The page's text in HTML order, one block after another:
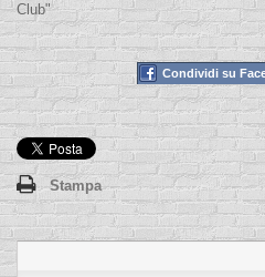
Club"
Condividi su
Stampa